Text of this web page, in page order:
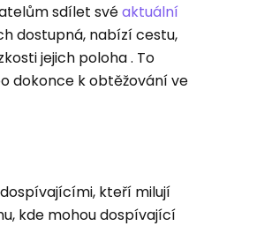
sdílet svéaktuální
dostupná, nabízí cestu,
jejich poloha . To
dokonce k obtěžování ve
kteří milují
kde mohou dospívající